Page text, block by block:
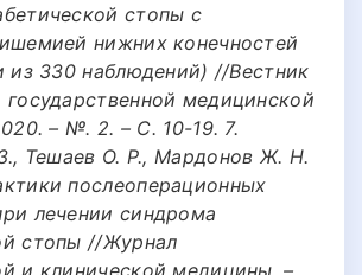
стопы с
нижних конечностей
из 330 наблюдений) //Вестник
государственной медицинской
– №. 2. – С. 10-19. 7.
Тешаев О. Р., Мардонов Ж. Н.
послеоперационных
лечении синдрома
стопы //Журнал
и клинической медицины. –